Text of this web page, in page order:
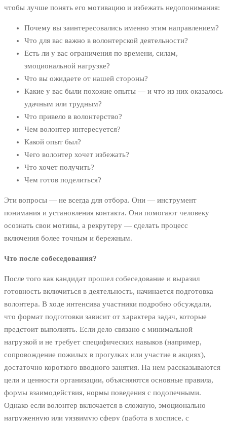
чтобы лучше понять его мотивацию и избежать недопонимания:
Почему вы заинтересовались именно этим направлением?
Что для вас важно в волонтерской деятельности?
Есть ли у вас ограничения по времени, силам,
эмоциональной нагрузке?
Что вы ожидаете от нашей стороны?
Какие у вас были похожие опыты — и что из них оказалось
удачным или трудным?
Что привело в волонтерство?
Чем волонтер интересуется?
Какой опыт был?
Чего волонтер хочет избежать?
Что хочет получить?
Чем готов поделиться?
Эти вопросы — не всегда для отбора. Они — инструмент
понимания и установления контакта. Они помогают человеку
осознать свои мотивы, а рекрутеру — сделать процесс
включения более точным и бережным.
Что после собеседования?
После того как кандидат прошел собеседование и выразил
готовность включиться в деятельность, начинается подготовка
волонтера. В ходе интенсива участники подробно обсуждали,
что формат подготовки зависит от характера задач, которые
предстоит выполнять. Если дело связано с минимальной
нагрузкой и не требует специфических навыков (например,
сопровождение пожилых в прогулках или участие в акциях),
достаточно короткого вводного занятия. На нем рассказываются
цели и ценности организации, объясняются основные правила,
формы взаимодействия, нормы поведения с подопечными.
Однако если волонтер включается в сложную, эмоционально
нагруженную или уязвимую сферу (работа в хосписе, с